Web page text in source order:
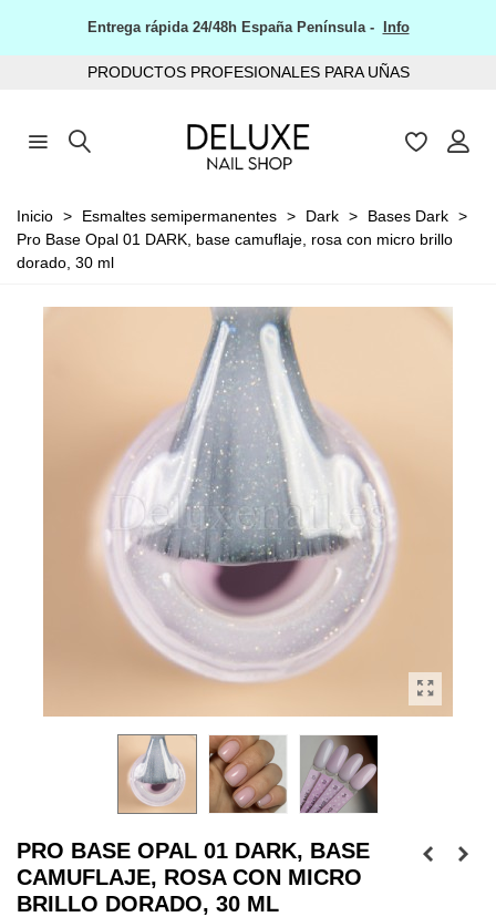
Entrega rápida 24/48h España Península - Info
PRODUCTOS PROFESIONALES PARA UÑAS
Inicio > Esmaltes semipermanentes > Dark > Bases Dark >
Pro Base Opal 01 DARK, base camuflaje, rosa con micro brillo
dorado, 30 ml
PRO BASE OPAL 01 DARK, BASE
CAMUFLAJE, ROSA CON MICRO
BRILLO DORADO, 30 ML